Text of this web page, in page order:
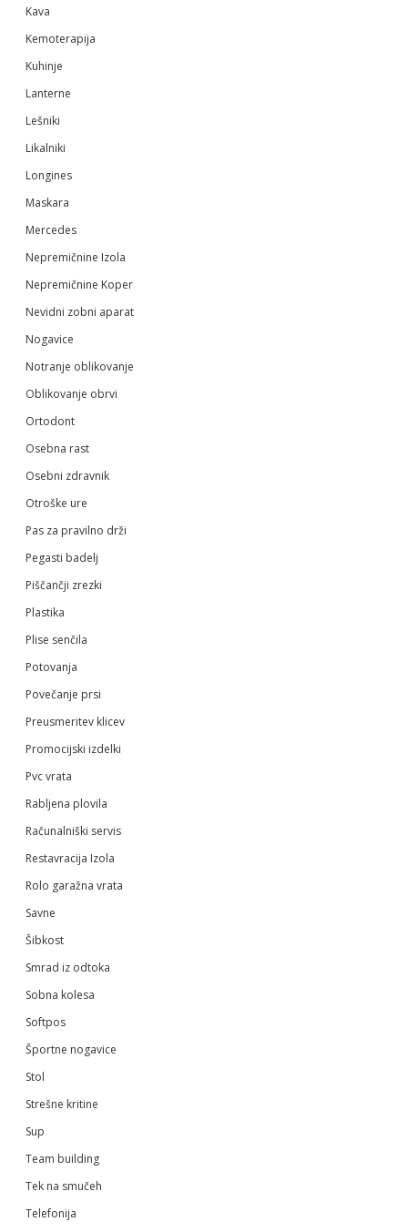
Kava
Kemoterapija
Kuhinje
Lanterne
Lešniki
Likalniki
Longines
Maskara
Mercedes
Nepremičnine Izola
Nepremičnine Koper
Nevidni zobni aparat
Nogavice
Notranje oblikovanje
Oblikovanje obrvi
Ortodont
Osebna rast
Osebni zdravnik
Otroške ure
Pas za pravilno drži
Pegasti badelj
Piščančji zrezki
Plastika
Plise senčila
Potovanja
Povečanje prsi
Preusmeritev klicev
Promocijski izdelki
Pvc vrata
Rabljena plovila
Računalniški servis
Restavracija Izola
Rolo garažna vrata
Savne
Šibkost
Smrad iz odtoka
Sobna kolesa
Softpos
Športne nogavice
Stol
Strešne kritine
Sup
Team building
Tek na smučeh
Telefonija